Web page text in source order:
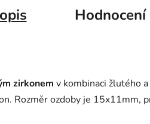
Hodnocení
zirkonem v kombinaci žlutého
Rozměr ozdoby je 15x11mm,